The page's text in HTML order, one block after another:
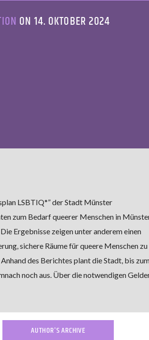
ON 14. OKTOBER 2024
LSBTIQ*” der Stadt Münster
zum Bedarf queerer Menschen in
Ergebnisse zeigen unter anderem einen
sichere Räume für queere Menschen zu
des Berichtes plant die Stadt, bis
noch aus. Über die notwendigen
AUTHOR'S ARCHIVE